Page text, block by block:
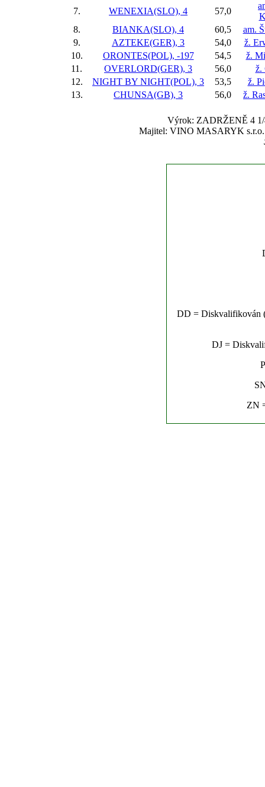
7.
WENEXIA(SLO), 4 57,0
8.
BIANKA(SLO), 4 60,5
am.
9.
AZTEKE(GER), 3 54,0
ž.
10.
ORONTES(POL), -197 54,5
ž.
11.
OVERLORD(GER), 3 56,0
ž.
12.
NIGHT BY NIGHT(POL), 3 53,5
ž.
13.
CHUNSA(GB), 3 56,0 ž.
Výrok: ZADRŽENĚ 4 1/
Majitel: VINO MASARYK s.r.o.
DD = Diskvalifikován
DJ =
ZN